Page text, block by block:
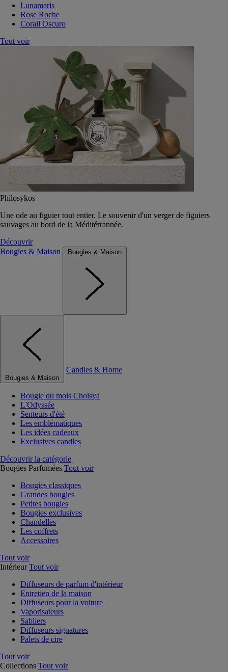
Lunamaris
Rose Roche
Corail Oscuro
Tout voir
Philosykos
Une ode au figuier tout entier. Le souvenir d'un verger de figuiers
sauvages au bord de la Méditérrannée.
Découvrir
Bougies & Maison
Bougies & Maison
Bougies & Maison
Candles & Home
Bougie du mois Choisya
L'Odyssée
Senteurs d'été
Les emblématiques
Les idées cadeaux
Exclusives candles
Découvrir la catégorie
Bougies Parfumées Tout voir
Bougies classiques
Grandes bougies
Petites bougies
Bougies exclusives
Chandelles
Les coffrets
Accessoires
Tout voir
Intérieur Tout voir
Diffuseurs de parfum d'intérieur
Entretien de la maison
Diffuseurs pour la voiture
Vaporisateurs
Sabliers
Diffuseurs signatures
Palets de cire
Tout voir
Collections Tout voir